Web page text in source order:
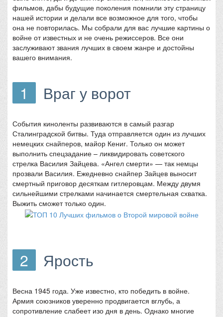
фильмов, дабы будущие поколения помнили эту страницу
нашей истории и делали все возможное для того, чтобы
она не повторилась. Мы собрали для вас лучшие картины о
войне от известных и не очень режиссеров. Все они
заслуживают звания лучших в своем жанре и достойны
вашего внимания.
1 Враг у ворот
События киноленты развиваются в самый разгар
Сталинградской битвы. Туда отправляется один из лучших
немецких снайперов, майор Кениг. Только он может
выполнить спецзадание – ликвидировать советского
стрелка Василия Зайцева. «Ангел смерти» — так немцы
прозвали Василия. Ежедневно снайпер Зайцев выносит
смертный приговор десяткам гитлеровцам. Между двумя
сильнейшими стрелками начинается смертельная схватка.
Выжить сможет только один.
2 Ярость
Весна 1945 года. Уже известно, кто победить в войне.
Армия союзников уверенно продвигается вглубь, а
сопротивление слабеет изо дня в день. Однако многие